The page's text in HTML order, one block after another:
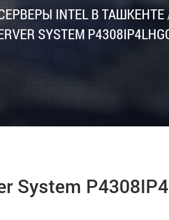
INTEL В ТАШКЕНТЕ
SYSTEM
System